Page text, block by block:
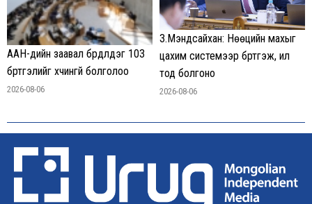
ААН-үүдийн заавал бүрдүүлдэг 103
бүртгэлийг хүчингүй болголоо
2026-08-06
З.Мэндсайхан: Нөөцийн махыг
цахим системээр бүртгэж, ил
тод болгоно
2026-08-06